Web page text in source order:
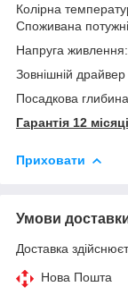
Колірна
Споживана
Напруга
Зовнішній
Посадкова
Гарантія 12
Приховати
Умови
Доставка
Нова Пошта